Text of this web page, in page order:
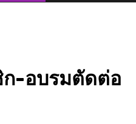
ก-อบรมตัดต่อ